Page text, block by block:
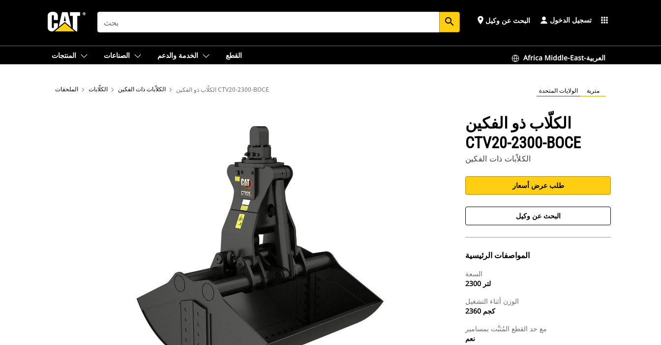
SEARCH search place البحث عن وكيل تسجيل الدخول apps
المنتجات الصناعات الخدمة والدعم القطع Africa Middle-East-العربية
الملحقات الكلّابات الكلاّبات ذات الفكين الكلّاب ذو الفكين CTV20-2300-BOCE الولايات المتحدة مترية
الكلّاب ذو الفكين
CTV20-2300-BOCE
الكلاّبات ذات الفكين
طلب عرض أسعار
البحث عن وكيل
المواصفات الرئيسية
السعة
2300 لتر
الوزن أثناء التشغيل
2360 كجم
مع حد القطع المُثبَّت بمسامير
نعم